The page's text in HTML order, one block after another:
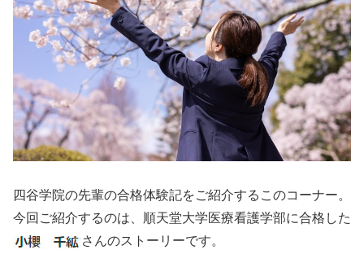
四谷学院の先輩の合格体験記をご紹介するこのコーナー。
今回ご紹介するのは、順天堂大学医療看護学部に合格した
さんのストーリーです。